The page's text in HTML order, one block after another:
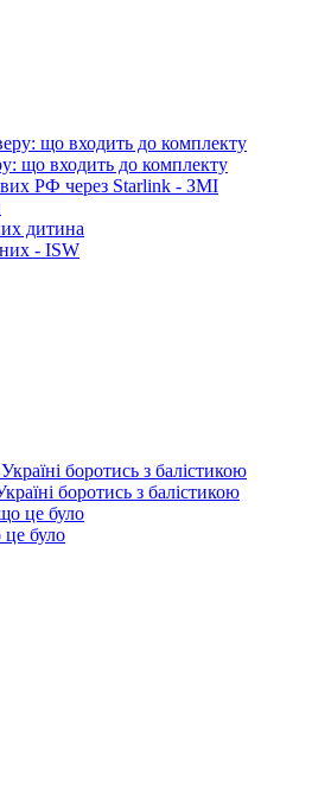
що входить до комплекту
РФ через Starlink - ЗМІ
дитина
- ISW
боротись з балістикою
було